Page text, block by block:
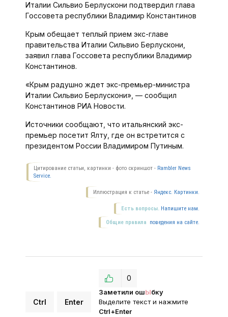
Италии Сильвио Берлускони подтвердил глава
Госсовета республики Владимир Константинов
Крым обещает теплый прием экс-главе
правительства Италии Сильвио Берлускони,
заявил глава Госсовета республики Владимир
Константинов.
«Крым радушно ждет экс-премьер-министра
Италии Сильвио Берлускони», — сообщил
Константинов РИА Новости.
Источники сообщают, что итальянский экс-
премьер посетит Ялту, где он встретится с
президентом России Владимиром Путиным.
Цитирование статьи, картинки - фото скриншот - Rambler News
Service.
Иллюстрация к статье - Яндекс. Картинки.
Есть вопросы. Напишите нам.
Общие правила поведения на сайте.
Ctrl Enter
Заметили ошЫбку
Выделите текст и нажмите
Ctrl+Enter
0